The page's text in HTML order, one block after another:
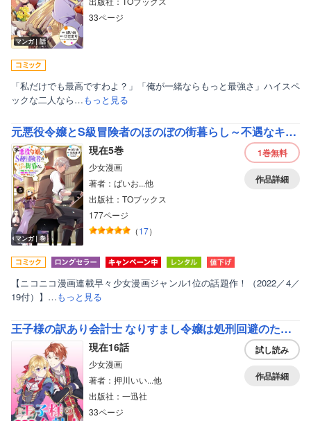
マンガ｜話
33ページ
「私だけでも最高ですわよ？」「俺が一緒ならもっと最強さ」ハイスペ
ックな二人なら…もっと見る
元悪役令嬢とS級冒険者のほのぼの街暮らし～不遇なキャラに転生してたけど、理想の美女になれたからプラマイゼロだよね～＠COMIC
マンガ｜巻
現在5巻
少女漫画
著者：ばいお...他
出版社：TOブックス
177ページ
（17）
1巻無料
作品詳細
【ニコニコ漫画連載早々少女漫画ジャンル1位の話題作！（2022／4／
19付）】…もっと見る
王子様の訳あり会計士 なりすまし令嬢は処刑回避のため円満退職したい！ 【連載版】
現在16話
少女漫画
著者：押川いい...他
出版社：一迅社
33ページ
試し読み
作品詳細